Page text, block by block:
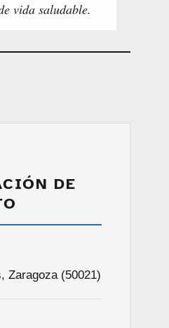
vida saludable.
DE
Zaragoza (50021)